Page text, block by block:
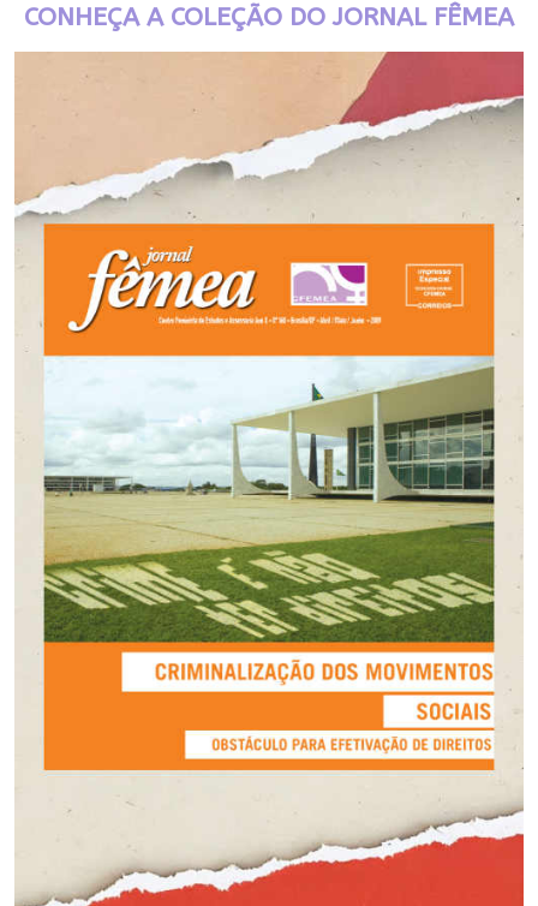
CONHEÇA A COLEÇÃO DO JORNAL FÊMEA